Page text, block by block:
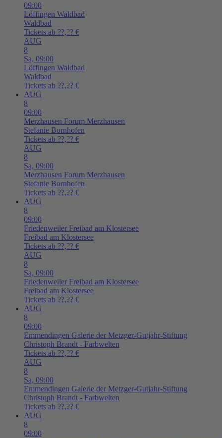
09:00
Löffingen Waldbad
Waldbad
Tickets ab ??,?? €
AUG
8
Sa, 09:00
Löffingen Waldbad
Waldbad
Tickets ab ??,?? €
AUG
8
09:00
Merzhausen Forum Merzhausen
Stefanie Bornhofen
Tickets ab ??,?? €
AUG
8
Sa, 09:00
Merzhausen Forum Merzhausen
Stefanie Bornhofen
Tickets ab ??,?? €
AUG
8
09:00
Friedenweiler Freibad am Klostersee
Freibad am Klostersee
Tickets ab ??,?? €
AUG
8
Sa, 09:00
Friedenweiler Freibad am Klostersee
Freibad am Klostersee
Tickets ab ??,?? €
AUG
8
09:00
Emmendingen Galerie der Metzger-Gutjahr-Stiftung
Christoph Brandt - Farbwelten
Tickets ab ??,?? €
AUG
8
Sa, 09:00
Emmendingen Galerie der Metzger-Gutjahr-Stiftung
Christoph Brandt - Farbwelten
Tickets ab ??,?? €
AUG
8
09:00